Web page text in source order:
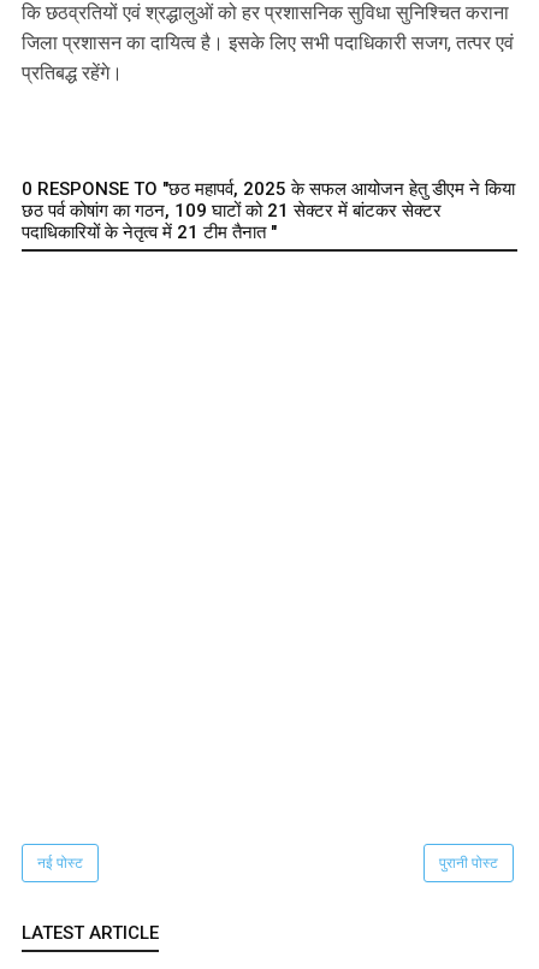
कि छठव्रतियों एवं श्रद्धालुओं को हर प्रशासनिक सुविधा सुनिश्चित कराना
जिला प्रशासन का दायित्व है। इसके लिए सभी पदाधिकारी सजग, तत्पर एवं
प्रतिबद्ध रहेंगे।
0 RESPONSE TO "छठ महापर्व, 2025 के सफल आयोजन हेतु डीएम ने किया
छठ पर्व कोषांग का गठन, 109 घाटों को 21 सेक्टर में बांटकर सेक्टर
पदाधिकारियों के नेतृत्व में 21 टीम तैनात "
नई पोस्ट पुरानी पोस्ट
LATEST ARTICLE